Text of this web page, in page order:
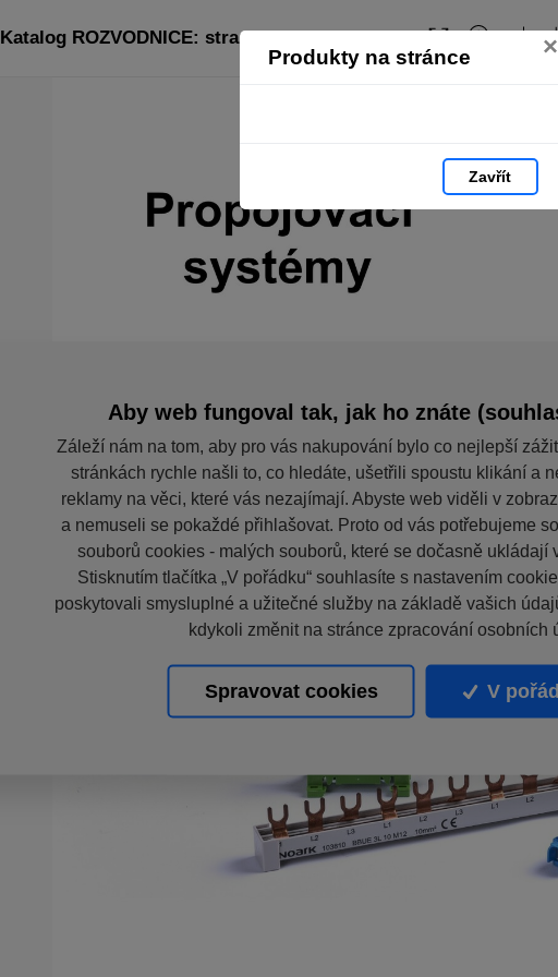
Produkty na stránce ×
Zavřít
Katalog ROZVODNICE: strana 73
Aby web fungoval tak, jak ho znáte
Záleží nám na tom, aby pro vás nakupování bylo co nejlepší
stránkách rychle našli to, co hledáte, ušetřili spoustu klikání a
reklamy na věci, které vás nezajímají. Abyste web viděli v
a nemuseli se pokaždé přihlašovat. Proto od vás potřebujeme
souborů cookies - malých souborů, které se dočasně ukládají
Stisknutím tlačítka „V pořádku“ souhlasíte s nastavením
poskytovali smysluplné a užitečné služby na základě vašich
kdykoli změnit na stránce zpracování osobních
Spravovat cookies V